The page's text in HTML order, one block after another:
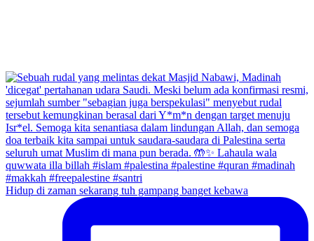
Hidup di zaman sekarang tuh gampang banget kebawa